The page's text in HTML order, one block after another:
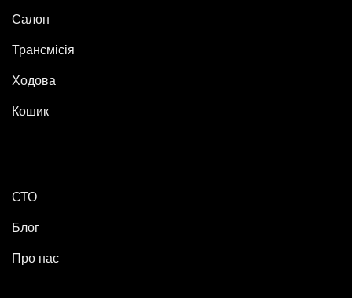
Салон
Трансмісія
Ходова
Кошик
СТО
Блог
Про нас